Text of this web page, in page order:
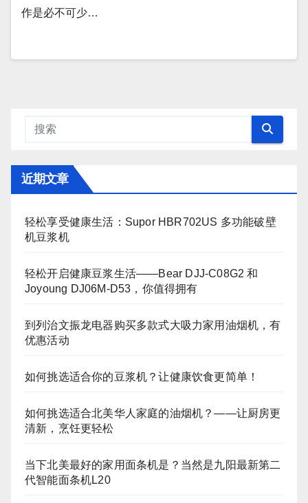
作是必不可少…
近期文章
轻松享受健康生活：Supor HBR702US 多功能破壁
机豆浆机
轻松开启健康豆浆生活——Bear DJJ‑C08G2 和
Joyoung DJ06M‑D53，你值得拥有
到列治文振龙电器购买多款式大吸力家用油烟机，有
优惠活动
如何挑选适合你的豆浆机？让健康饮食更简单！
如何挑选适合北美华人家庭的油烟机？——让厨房更
清新，烹饪更轻松
当下北美最好的家用面条机是？当然是九阳最新第二
代智能面条机L20